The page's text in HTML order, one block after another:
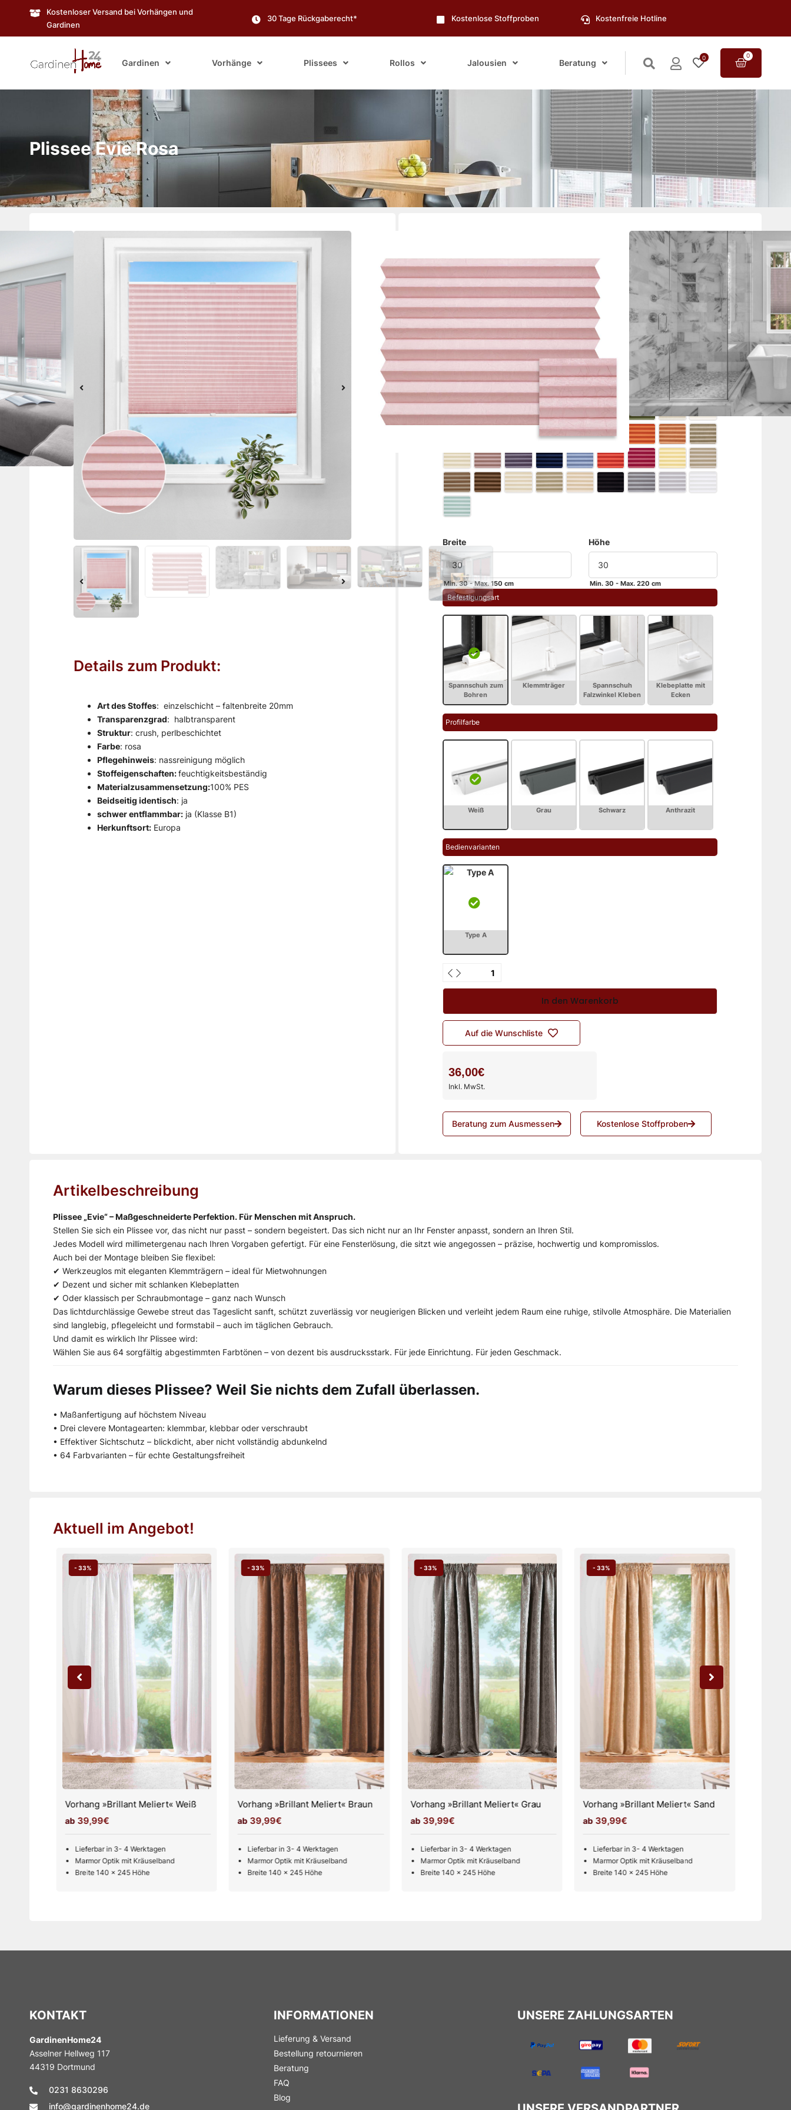
Kostenloser Versand bei Vorhängen und
Gardinen
30 Tage Rückgaberecht* Kostenlose Stoffproben Kostenfreie Hotline
Gardinen Vorhänge Plissees Rollos Jalousien Beratung
0 0
Plissee Evie Rosa
Details zum Produkt:
Art des Stoffes: einzelschicht – faltenbreite 20mm
Transparenzgrad: halbtransparent
Struktur: crush, perlbeschichtet
Farbe: rosa
Pflegehinweis: nassreinigung möglich
Stoffeigenschaften:feuchtigkeitsbeständig
Materialzusammensetzung:100% PES
Beidseitig identisch: ja
schwer entflammbar: ja (Klasse B1)
Herkunftsort: Europa
Plissee richtig messen
Transparenz: halbtransparent Lieferzeit: 9-14 Werktage
Beim auswählen einer anderen Farbe, werden ihre
Einstellungen zurückgesetzt.
Breite
Min. 30 - Max. 150 cm
Höhe
Min. 30 - Max. 220 cm
Befestigungsart
Profilfarbe
Bedienvarianten
In den Warenkorb
Auf die Wunschliste
36,00€
Inkl. MwSt.
Beratung zum Ausmessen Kostenlose Stoffproben
Artikelbeschreibung
Plissee „Evie“ – Maßgeschneiderte Perfektion. Für Menschen mit Anspruch.
Stellen Sie sich ein Plissee vor, das nicht nur passt – sondern begeistert. Das sich nicht nur an Ihr Fenster anpasst, sondern an Ihren Stil.
Jedes Modell wird millimetergenau nach Ihren Vorgaben gefertigt. Für eine Fensterlösung, die sitzt wie angegossen – präzise, hochwertig und kompromisslos.
Auch bei der Montage bleiben Sie flexibel:
✔ Werkzeuglos mit eleganten Klemmträgern – ideal für Mietwohnungen
✔ Dezent und sicher mit schlanken Klebeplatten
✔ Oder klassisch per Schraubmontage – ganz nach Wunsch
Das lichtdurchlässige Gewebe streut das Tageslicht sanft, schützt zuverlässig vor neugierigen Blicken und verleiht jedem Raum eine ruhige, stilvolle Atmosphäre. Die Materialien
sind langlebig, pflegeleicht und formstabil – auch im täglichen Gebrauch.
Und damit es wirklich Ihr Plissee wird:
Wählen Sie aus 64 sorgfältig abgestimmten Farbtönen – von dezent bis ausdrucksstark. Für jede Einrichtung. Für jeden Geschmack.
Warum dieses Plissee? Weil Sie nichts dem Zufall überlassen.
• Maßanfertigung auf höchstem Niveau
• Drei clevere Montagearten: klemmbar, klebbar oder verschraubt
• Effektiver Sichtschutz – blickdicht, aber nicht vollständig abdunkelnd
• 64 Farbvarianten – für echte Gestaltungsfreiheit
Aktuell im Angebot!
- 33%
Vorhang »Brillant Meliert« Weiß
39,99€
Lieferbar in 3- 4 Werktagen
Marmor Optik mit Kräuselband
Breite 140 x 245 Höhe
- 33%
Vorhang »Brillant Meliert« Braun
39,99€
Lieferbar in 3- 4 Werktagen
Marmor Optik mit Kräuselband
Breite 140 x 245 Höhe
- 33%
Vorhang »Brillant Meliert« Grau
39,99€
Lieferbar in 3- 4 Werktagen
Marmor Optik mit Kräuselband
Breite 140 x 245 Höhe
- 33%
Vorhang »Brillant Meliert« Sand
39,99€
Lieferbar in 3- 4 Werktagen
Marmor Optik mit Kräuselband
Breite 140 x 245 Höhe
KONTAKT
GardinenHome24
Asselner Hellweg 117
44319 Dortmund
0231 8630296
info@gardinenhome24.de
INFORMATIONEN
Lieferung & Versand
Bestellung retournieren
Beratung
FAQ
Blog
UNSERE ZAHLUNGSARTEN